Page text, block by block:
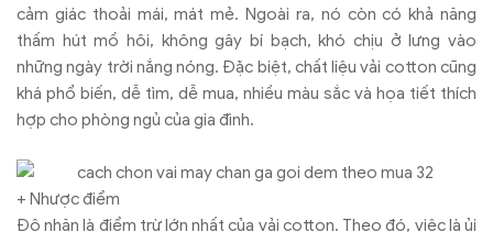
cảm giác thoải mái, mát mẻ. Ngoài ra, nó còn có khả năng
thấm hút mồ hôi, không gây bí bạch, khó chịu ở lưng vào
những ngày trời nắng nóng. Đặc biệt, chất liệu vải cotton cũng
khá phổ biến, dễ tìm, dễ mua, nhiều màu sắc và họa tiết thích
hợp cho phòng ngủ của gia đình.
+ Nhược điểm
Độ nhăn là điểm trừ lớn nhất của vải cotton. Theo đó, việc là ủi